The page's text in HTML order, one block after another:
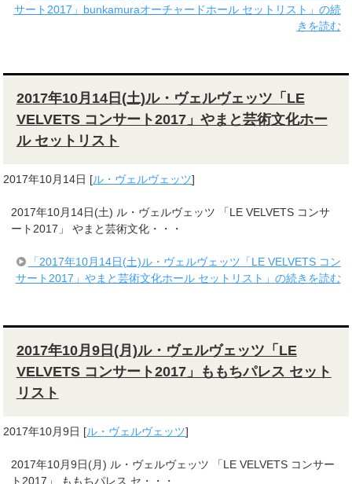
サート2017」bunkamuraオーチャードホール セットリスト」の続
きを読む
2017年10月14日(土)ル・ヴェルヴェッツ「LE
VELVETS コンサート2017」やまと芸術文化ホー
ル セットリスト
2017年10月14日 [ル・ヴェルヴェッツ]
2017年10月14日(土) ル・ヴェルヴェッツ 「LE VELVETS コンサ
ート2017」 やまと芸術文化・・・
「2017年10月14日(土)ル・ヴェルヴェッツ「LE VELVETS コン
サート2017」やまと芸術文化ホール セットリスト」の続きを読む
2017年10月9日(月)ル・ヴェルヴェッツ「LE
VELVETS コンサート2017」ももちパレス セット
リスト
2017年10月9日 [ル・ヴェルヴェッツ]
2017年10月9日(月) ル・ヴェルヴェッツ 「LE VELVETS コンサー
ト2017」 ももちパレス セ・・・